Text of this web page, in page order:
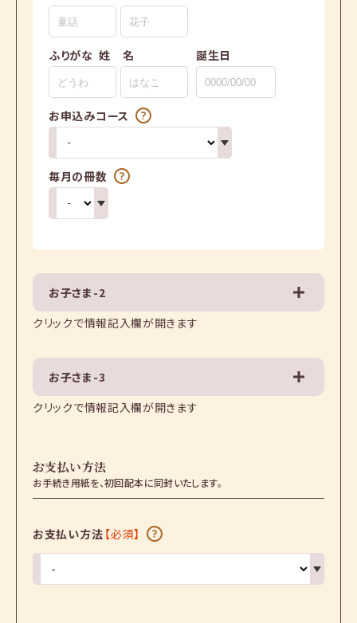
ふりがな 姓 名 誕生日
お申込みコース
毎月の冊数
お子さま-2
クリックで情報記入欄が開きます
お子さま-3
クリックで情報記入欄が開きます
お支払い方法
お手続き用紙を、初回配本に同封いたします。
お支払い方法 【必須】